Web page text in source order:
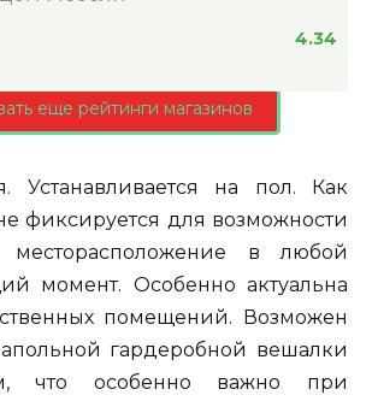
4.34
еще рейтинги магазинов
Устанавливается на пол. Как
фиксируется для возможности
месторасположение в любой
момент. Особенно актуальна
помещений. Возможен
гардеробной вешалки
что особенно важно при